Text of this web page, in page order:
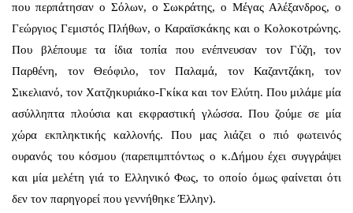
που περπάτησαν ο Σόλων, ο Σωκράτης, ο Μέγας Αλέξανδρος, ο
Γεώργιος Γεμιστός Πλήθων, ο Καραϊσκάκης και ο Κολοκοτρώνης.
Που βλέπουμε τα ίδια τοπία που ενέπνευσαν τον Γύζη, τον
Παρθένη, τον Θεόφιλο, τον Παλαμά, τον Καζαντζάκη, τον
Σικελιανό, τον Χατζηκυριάκο-Γκίκα και τον Ελύτη. Που μιλάμε μία
ασύλληπτα πλούσια και εκφραστική γλώσσα. Που ζούμε σε μία
χώρα εκπληκτικής καλλονής. Που μας λιάζει ο πιό φωτεινός
ουρανός του κόσμου (παρεπιμπτόντως ο κ.Δήμου έχει συγγράψει
και μία μελέτη γιά το Ελληνικό Φως, το οποίο όμως φαίνεται ότι
δεν τον παρηγορεί που γεννήθηκε Έλλην).